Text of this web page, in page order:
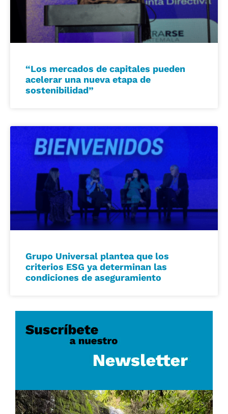
“Los mercados de capitales pueden
acelerar una nueva etapa de
sostenibilidad”
Grupo Universal plantea que los
criterios ESG ya determinan las
condiciones de aseguramiento